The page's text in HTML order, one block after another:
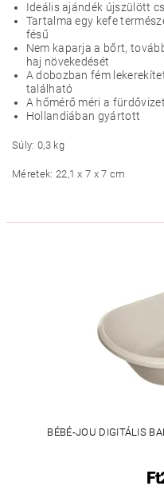
Ideális ajándék újszülött
Tartalma egy kefe
fésű
Nem kaparja a bőrt,
haj növekedését
A dobozban fém
található
A hőmérő méri a fürdővizet
Hollandiában gyártott
Súly: 0,3 kg
Méretek: 22,1 x 7 x 7 cm
BÉBÉ-JOU DIGITÁLIS